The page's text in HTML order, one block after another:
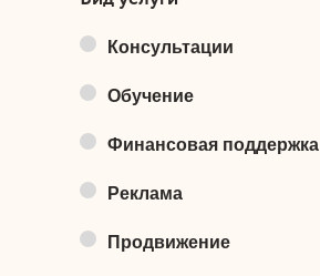
Консультации
Обучение
Финансовая поддержка
Реклама
Продвижение